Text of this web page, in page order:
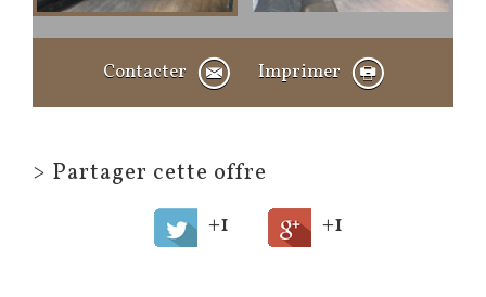
Contacter Imprimer
> Partager cette offre
+1
+1